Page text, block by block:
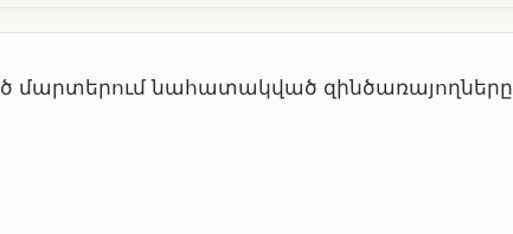
մարտերում նահատակված զինծառայողները